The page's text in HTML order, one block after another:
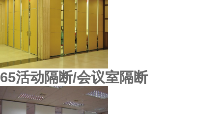
广东揭阳榕江大酒店
65活动隔断/会议室隔断